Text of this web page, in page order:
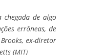
chegada de algo
errôneas, de
ex-diretor
(MIT)